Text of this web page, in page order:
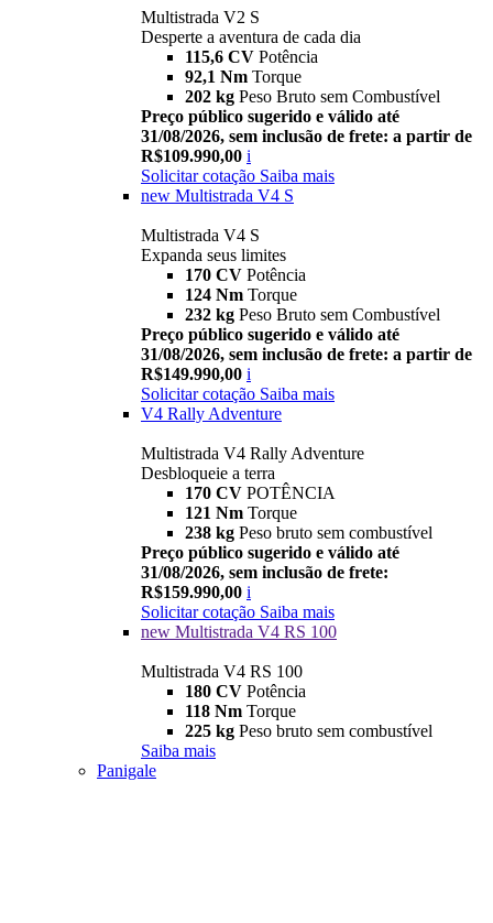
Multistrada V2 S
Desperte a aventura de cada dia
115,6 CV Potência
92,1 Nm Torque
202 kg Peso Bruto sem Combustível
Preço público sugerido e válido até
31/08/2026, sem inclusão de frete: a partir de
R$109.990,00 i
Solicitar cotação Saiba mais
new Multistrada V4 S
Multistrada V4 S
Expanda seus limites
170 CV Potência
124 Nm Torque
232 kg Peso Bruto sem Combustível
Preço público sugerido e válido até
31/08/2026, sem inclusão de frete: a partir de
R$149.990,00 i
Solicitar cotação Saiba mais
V4 Rally Adventure
Multistrada V4 Rally Adventure
Desbloqueie a terra
170 CV POTÊNCIA
121 Nm Torque
238 kg Peso bruto sem combustível
Preço público sugerido e válido até
31/08/2026, sem inclusão de frete:
R$159.990,00 i
Solicitar cotação Saiba mais
new Multistrada V4 RS 100
Multistrada V4 RS 100
180 CV Potência
118 Nm Torque
225 kg Peso bruto sem combustível
Saiba mais
Panigale